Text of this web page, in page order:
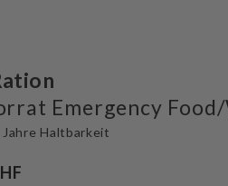
Emergency
Jahre Haltbarkeit